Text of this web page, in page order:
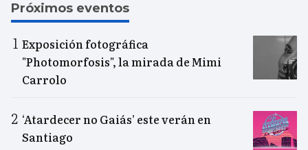
Próximos eventos
Exposición fotográfica
"Photomorfosis", la mirada de Mimi
Carrolo
‘Atardecer no Gaiás’ este verán en
Santiago